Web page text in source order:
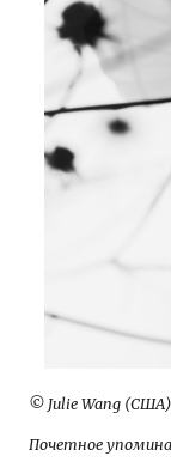
© Julie Wang
Почетное